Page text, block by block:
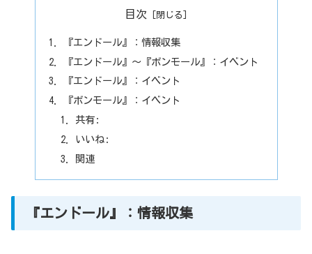
目次
『エンドール』：情報収集
『エンドール』～『ボンモール』：イベント
『エンドール』：イベント
『ボンモール』：イベント
共有:
いいね:
関連
『エンドール』：情報収集